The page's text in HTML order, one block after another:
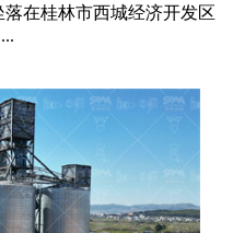
在桂林市西城经济开发区